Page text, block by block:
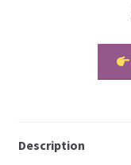
Description